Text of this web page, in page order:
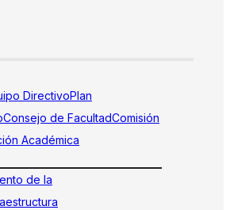
DirectivoPlan
Consejo de FacultadComisión
Académica
de la